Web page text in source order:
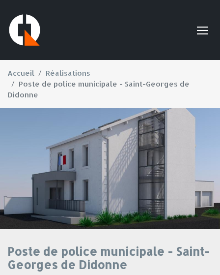
Accueil
Réalisations
Poste de police municipale - Saint-Georges de
Didonne
Poste de police municipale - Saint-
Georges de Didonne